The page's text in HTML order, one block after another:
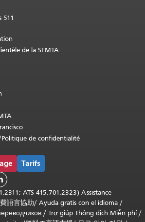
511
de la SFMTA
de confidentialité
Tarifs
ATS 415.701.2323) Assistance
語言協助/ Ayuda gratis con el idioma /
/ Trợ giúp Thông dịch Miễn phí/